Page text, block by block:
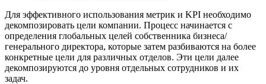
Для эффективного использования метрик и KPI необходимо
декомпозировать цели компании. Процесс начинается с
определения глобальных целей собственника бизнеса/
генерального директора, которые затем разбиваются на более
конкретные цели для различных отделов. Эти цели далее
декомпозируются до уровня отдельных сотрудников и их
задач.